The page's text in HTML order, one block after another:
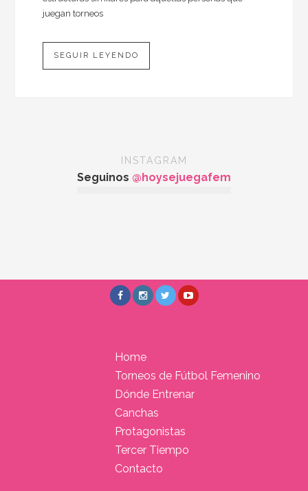
juegan torneos
SEGUIR LEYENDO
INSTAGRAM
Seguinos @hoysejuegafem
Home
Torneos de Fútbol Femenino
Dónde Entrenar
Canchas
Protagonistas
Tercer Tiempo
Contacto